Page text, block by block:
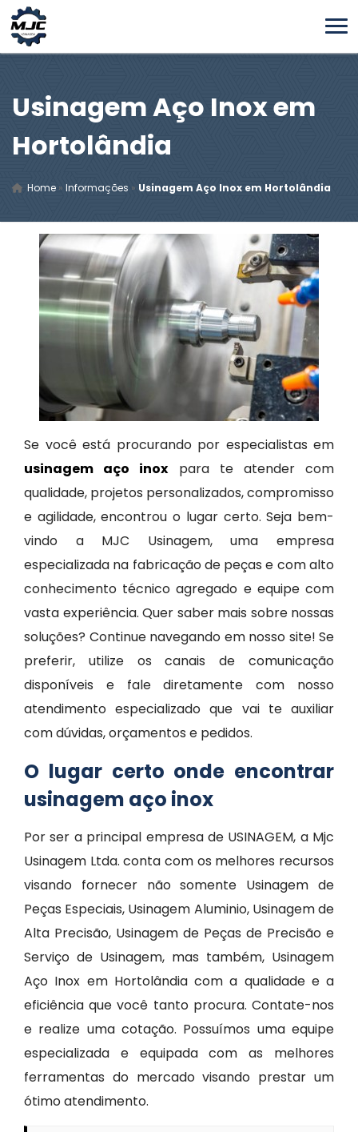
Usinagem Aço Inox em
Hortolândia
Home » Informações » Usinagem Aço Inox em Hortolândia
Se você está procurando por especialistas em
usinagem aço inox para te atender com
qualidade, projetos personalizados, compromisso
e agilidade, encontrou o lugar certo. Seja bem-
vindo a MJC Usinagem, uma empresa
especializada na fabricação de peças e com alto
conhecimento técnico agregado e equipe com
vasta experiência. Quer saber mais sobre nossas
soluções? Continue navegando em nosso site! Se
preferir, utilize os canais de comunicação
disponíveis e fale diretamente com nosso
atendimento especializado que vai te auxiliar
com dúvidas, orçamentos e pedidos.
O lugar certo onde encontrar
usinagem aço inox
Por ser a principal empresa de USINAGEM, a Mjc
Usinagem Ltda. conta com os melhores recursos
visando fornecer não somente Usinagem de
Peças Especiais, Usinagem Aluminio, Usinagem de
Alta Precisão, Usinagem de Peças de Precisão e
Serviço de Usinagem, mas também, Usinagem
Aço Inox em Hortolândia com a qualidade e a
eficiência que você tanto procura. Contate-nos
e realize uma cotação. Possuímos uma equipe
especializada e equipada com as melhores
ferramentas do mercado visando prestar um
ótimo atendimento.